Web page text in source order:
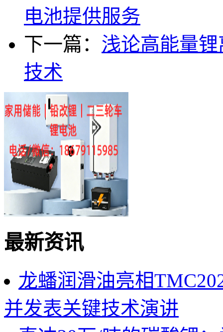
电池提供服务
下一篇： 浅论高能量
技术
最新资讯
龙蟠润滑油亮相
并发表关键技术演讲